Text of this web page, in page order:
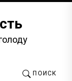
ПОИСК